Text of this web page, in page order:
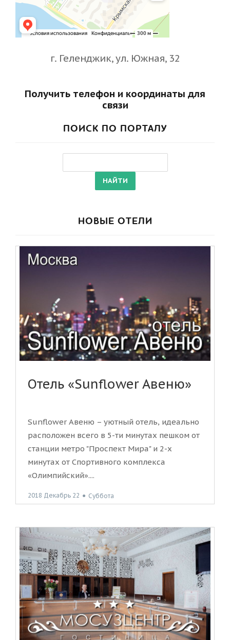
г. Геленджик, ул. Южная, 32
Получить телефон и координаты для
связи
ПОИСК ПО ПОРТАЛУ
НОВЫЕ ОТЕЛИ
Отель «Sunflower Авеню»
Sunflower Авеню – уютный отель, идеально
расположен всего в 5-ти минутах пешком от
станции метро "Проспект Мира" и 2-х
минутах от Спортивного комплекса
«Олимпийский»....
2018 Декабрь 22 ● Суббота